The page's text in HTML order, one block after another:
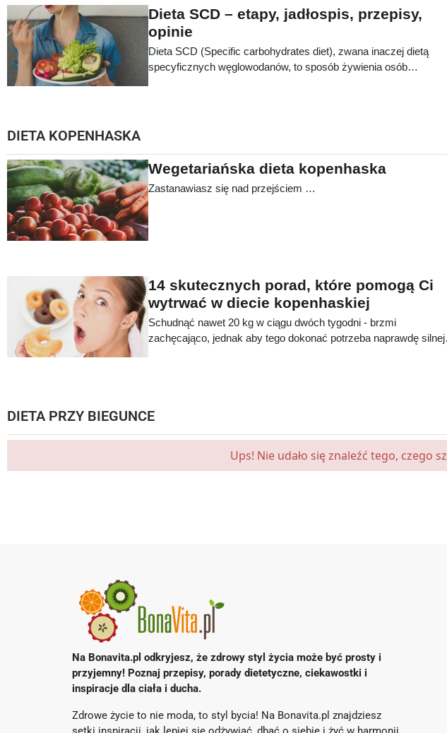
Dieta SCD – etapy, jadłospis, przepisy,
opinie
Dieta SCD (Specific carbohydrates diet), zwana inaczej dietą
specyficznych węglowodanów, to sposób żywienia osób
DIETA KOPENHASKA
Wegetariańska dieta kopenhaska
Zastanawiasz się nad przejściem …
14 skutecznych porad, które pomogą Ci
wytrwać w diecie kopenhaskiej
Schudnąć nawet 20 kg w ciągu dwóch tygodni - brzmi
zachęcająco, jednak aby tego dokonać potrzeba naprawdę silnej
DIETA PRZY BIEGUNCE
Ups! Nie udało się znaleźć tego, czego
Na Bonavita.pl odkryjesz, że zdrowy styl życia może być prosty i
przyjemny! Poznaj przepisy, porady dietetyczne, ciekawostki i
inspiracje dla ciała i ducha.
Zdrowe życie to nie moda, to styl bycia! Na Bonavita.pl znajdziesz